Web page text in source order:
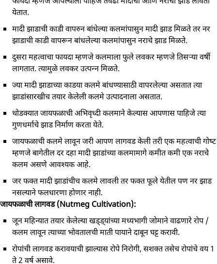
येतात.
मादी झाडाची काडी वापरुन बांधेल्‍या कलमांपासुन मादी झाड मिळते तर नर
झाडाची काडी वापरून बांधलेल्‍या कलमांपासुन नराचे झाड मिळते.
दुसरा महत्‍वाचा फायदा म्‍हणजे कलमाला फुले लवकर म्‍हणजे तिसऱ्या वर्षी
लागतात. त्‍यामुळे लवकर उत्‍पन्‍न मिळते.
ज्‍या मादी झाडाच्‍या काडया कलमे बांधण्‍यासाठी वापरलेल्‍या असतात त्‍या
झाडांसारखीच तयार केलेली कलमे उत्‍पादनाला असतात.
थोडक्‍यात जायफळाची अभिवृध्‍दी कलमाने केल्‍यास आपणास पाहिजे त्‍या
गुणधर्माचे झाड निर्माण करता येते.
जायफळाची कलमे लावून जरी आपण लागवड केली तरी एक महत्‍वाची गोष्‍ट
म्‍हणजे बागेतील दर दहा मादी झाडांच्‍या कलमामागे कमीत कमी एक नराचे
कलम असणे आवश्‍यक आहे.
जर फक्‍त मादी झाडांचीच कलमे लावली तर फक्‍त फूले येतील पण नर झाड
नसल्‍याने फलधारणा होणार नाही.
जायफळाची लागवड (Nutmeg Cultivation):
जून महिन्‍यात तयार केलेल्‍या खड्ड्यांच्या मध्‍यभागी जोमाने वाढणारे रोप /
कलम लावून त्‍याच्‍या भोवतालची माती पायाने दाबून घट्ट करावी.
रोपांची लागवड करावयाची झाल्‍यास रोपे निरोगी, सशक्‍त तसेच रोपांचे वय 1
ते 2 वर्ष असावे.